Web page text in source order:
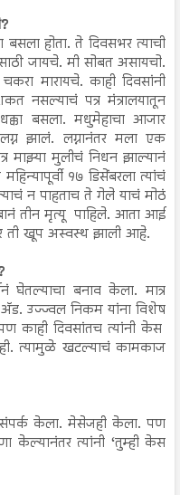
बसला होता. ते दिवसभर त्याची
जायचे. मी सोबत असायचो.
मारायचे. काही दिवसांनी
नसल्याचं पत्र मंत्रालयातून
बसला. मधुमेहाचा आजार
लग्न झालं. लग्नानंतर मला एक
माझ्या मुलीचं निधन झाल्यानं
१७ डिसेंबरला त्यांचं
न पाहताच ते गेले याचं मोठं
तीन मृत्यू पाहिले. आता आई
ती खूप अस्वस्थ झाली आहे.
घेतल्याचा बनाव केला. मात्र
अ‍ॅड. उज्ज्वल निकम यांना विशेष
दिवसांतच त्यांनी केस
त्यामुळे खटल्याचं कामकाज
संपर्क केला. मेसेजही केला. पण
केल्यानंतर त्यांनी ‘तुम्ही केस